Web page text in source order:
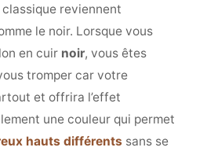
reviennent
le noir. Lorsque vous
en cuir noir, vous êtes
tromper car votre
et offrira l’effet
une couleur qui permet
hauts différents sans se